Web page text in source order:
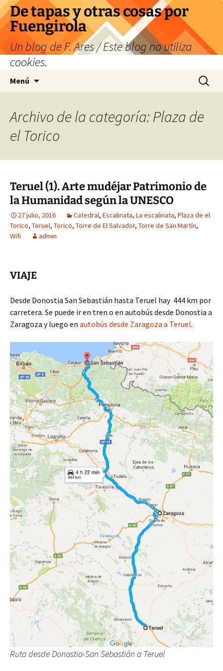
Saltar
al
contenido
De tapas y otras cosas por
Fuengirola
Un blog de F. Ares / Este blog no utiliza
cookies.
Menú Buscar:
Archivo de la categoría: Plaza de
el Torico
Teruel (1). Arte mudéjar Patrimonio de
la Humanidad según la UNESCO
27 julio, 2016 Catedral, Escalinata, La escalinata, Plaza de el
Torico, Teruel, Torico, Torre de El Salvador, Torre de San Martín,
Wifi
admin
VIAJE
Desde Donostia San Sebastián hasta Teruel hay 444 km por
carretera. Se puede ir en tren o en autobús desde Donostia a
Zaragoza y luego en autobús desde Zaragoza a Teruel.
Ruta desde Donostia-San Sebastián a Teruel